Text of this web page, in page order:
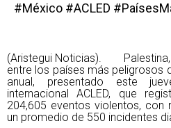
#México #ACLED
(Aristegui Noticias). Palestina,
entre los países más peligrosos
anual, presentado este
internacional ACLED, que
204,605 eventos violentos,
un promedio de 550 incidentes